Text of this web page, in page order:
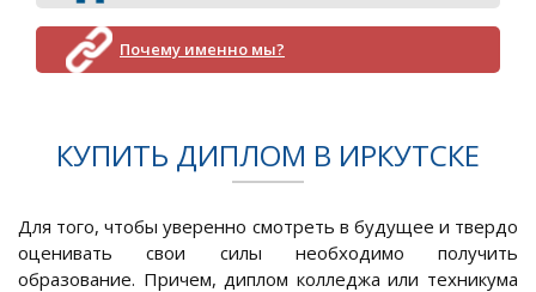
Почему именно мы?
КУПИТЬ ДИПЛОМ В ИРКУТСКЕ
Для того, чтобы уверенно смотреть в будущее и твердо
оценивать свои силы необходимо получить
образование. Причем, диплом колледжа или техникума